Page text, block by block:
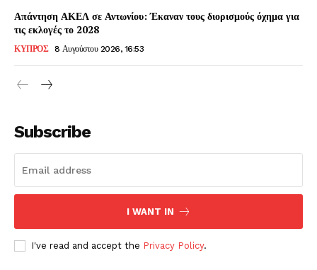
Απάντηση ΑΚΕΛ σε Αντωνίου: Έκαναν τους διορισμούς όχημα για
τις εκλογές το 2028
ΚΥΠΡΟΣ 8 Αυγούστου 2026, 16:53
Subscribe
I WANT IN
I've read and accept the Privacy Policy.